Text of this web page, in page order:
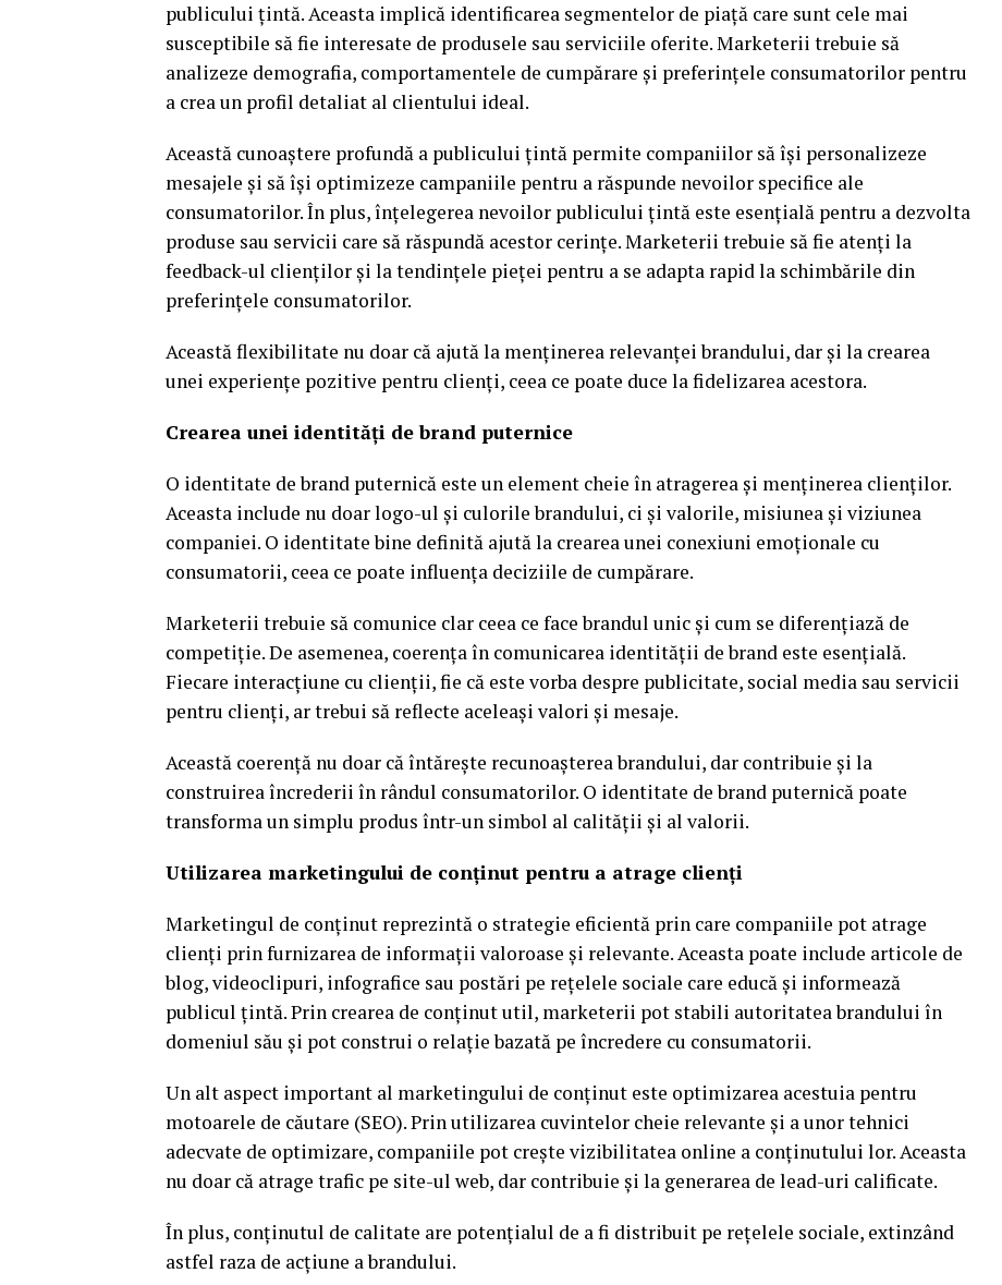
publicului țintă. Aceasta implică identificarea segmentelor de piață care sunt cele mai
susceptibile să fie interesate de produsele sau serviciile oferite. Marketerii trebuie să
analizeze demografia, comportamentele de cumpărare și preferințele consumatorilor pentru
a crea un profil detaliat al clientului ideal.
Această cunoaștere profundă a publicului țintă permite companiilor să își personalizeze
mesajele și să își optimizeze campaniile pentru a răspunde nevoilor specifice ale
consumatorilor. În plus, înțelegerea nevoilor publicului țintă este esențială pentru a dezvolta
produse sau servicii care să răspundă acestor cerințe. Marketerii trebuie să fie atenți la
feedback-ul clienților și la tendințele pieței pentru a se adapta rapid la schimbările din
preferințele consumatorilor.
Această flexibilitate nu doar că ajută la menținerea relevanței brandului, dar și la crearea
unei experiențe pozitive pentru clienți, ceea ce poate duce la fidelizarea acestora.
Crearea unei identități de brand puternice
O identitate de brand puternică este un element cheie în atragerea și menținerea clienților.
Aceasta include nu doar logo-ul și culorile brandului, ci și valorile, misiunea și viziunea
companiei. O identitate bine definită ajută la crearea unei conexiuni emoționale cu
consumatorii, ceea ce poate influența deciziile de cumpărare.
Marketerii trebuie să comunice clar ceea ce face brandul unic și cum se diferențiază de
competiție. De asemenea, coerența în comunicarea identității de brand este esențială.
Fiecare interacțiune cu clienții, fie că este vorba despre publicitate, social media sau servicii
pentru clienți, ar trebui să reflecte aceleași valori și mesaje.
Această coerență nu doar că întărește recunoașterea brandului, dar contribuie și la
construirea încrederii în rândul consumatorilor. O identitate de brand puternică poate
transforma un simplu produs într-un simbol al calității și al valorii.
Utilizarea marketingului de conținut pentru a atrage clienți
Marketingul de conținut reprezintă o strategie eficientă prin care companiile pot atrage
clienți prin furnizarea de informații valoroase și relevante. Aceasta poate include articole de
blog, videoclipuri, infografice sau postări pe rețelele sociale care educă și informează
publicul țintă. Prin crearea de conținut util, marketerii pot stabili autoritatea brandului în
domeniul său și pot construi o relație bazată pe încredere cu consumatorii.
Un alt aspect important al marketingului de conținut este optimizarea acestuia pentru
motoarele de căutare (SEO). Prin utilizarea cuvintelor cheie relevante și a unor tehnici
adecvate de optimizare, companiile pot crește vizibilitatea online a conținutului lor. Aceasta
nu doar că atrage trafic pe site-ul web, dar contribuie și la generarea de lead-uri calificate.
În plus, conținutul de calitate are potențialul de a fi distribuit pe rețelele sociale, extinzând
astfel raza de acțiune a brandului.